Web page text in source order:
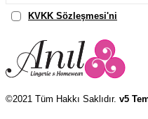
KVKK Sözleşmesi'ni
©2021 Tüm Hakkı Saklıdır. v5